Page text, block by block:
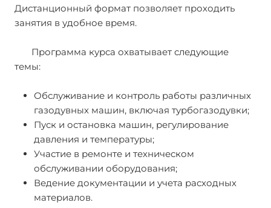
Дистанционный формат позволяет проходить
занятия в удобное время.
Программа курса охватывает следующие
темы:
Обслуживание и контроль работы различных
газодувных машин, включая турбогазодувки;
Пуск и остановка машин, регулирование
давления и температуры;
Участие в ремонте и техническом
обслуживании оборудования;
Ведение документации и учета расходных
материалов.